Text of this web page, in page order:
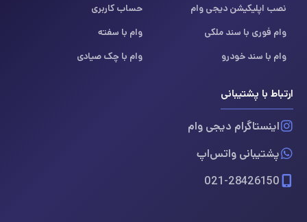
نصب اپلیکیشن دیجی وام
حساب کاربری
وام فوری با سند ملکی
وام با سفته
وام با سند خودرو
وام با چک صیادی
ارتباط با پشتیبانی
اینستاگرام دیجی وام
پشتیبانی واتس‌اپ
021-28426150